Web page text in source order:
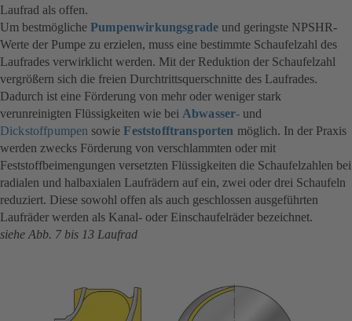
Laufrad als offen.
Um bestmögliche Pumpenwirkungsgrade und geringste NPSHR-
Werte der Pumpe zu erzielen, muss eine bestimmte Schaufelzahl des
Laufrades verwirklicht werden. Mit der Reduktion der Schaufelzahl
vergrößern sich die freien Durchtrittsquerschnitte des Laufrades.
Dadurch ist eine Förderung von mehr oder weniger stark
verunreinigten Flüssigkeiten wie bei Abwasser- und
Dickstoffpumpen sowieFeststofftransporten möglich. In der Praxis
werden zwecks Förderung von verschlammten oder mit
Feststoffbeimengungen versetzten Flüssigkeiten die Schaufelzahlen bei
radialen und halbaxialen Laufrädern auf ein, zwei oder drei Schaufeln
reduziert. Diese sowohl offen als auch geschlossen ausgeführten
Laufräder werden als Kanal- oder Einschaufelräder bezeichnet.
siehe Abb. 7 bis 13 Laufrad